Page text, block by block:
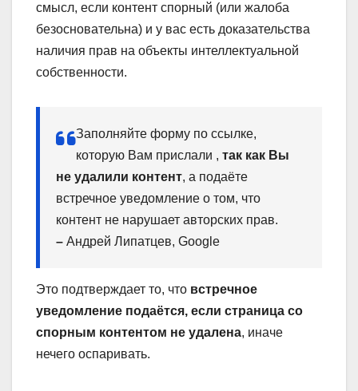
смысл, если контент спорный (или жалоба
безосновательна) и у вас есть доказательства
наличия прав на объекты интеллектуальной
собственности.
Заполняйте форму по ссылке,
которую Вам прислали , так как Вы
не удалили контент, а подаёте
встречное уведомление о том, что
контент не нарушает авторских прав.
– Андрей Липатцев, Google
Это подтверждает то, что встречное
уведомление подаётся, если страница со
спорным контентом не удалена, иначе
нечего оспаривать.